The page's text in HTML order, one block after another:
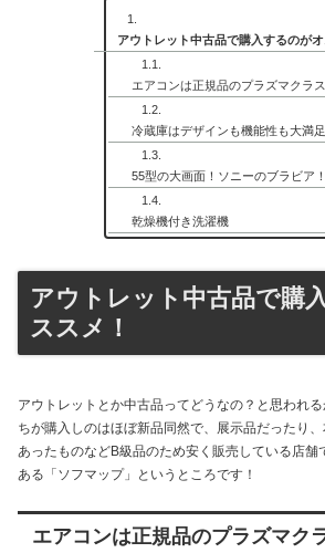
アウトレット中古品で購入するのがオ
エアコンは正規品のプラズマクラス
冷蔵庫はデザインも機能性も大満
55型の大画面！ソニーのブラビア！
乾燥機付き洗濯機
アウトレット中古品で購
ススメ！
アウトレットとか中古品ってどうなの？と思われ
ちが購入しのはほぼ新品同然で、展示品だったり
あったものなどB級品のため安く販売している店舗
ある「ソフマップ」というところです！
エアコンは正規品のプラズマク